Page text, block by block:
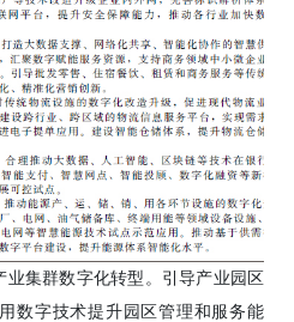
业集群数字化转型。引导产业园区
数字技术提升园区管理和服务能